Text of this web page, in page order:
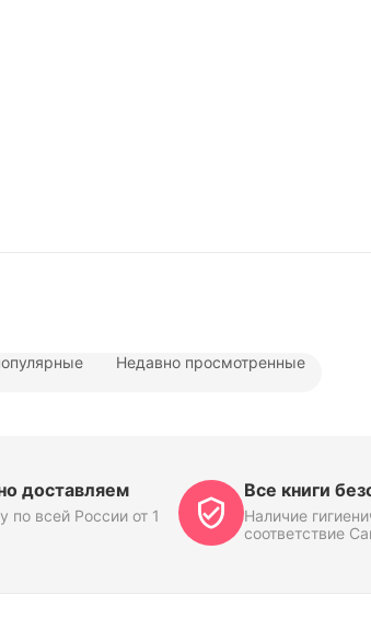
Недавно просмотренные
доставляем
всей России от 1
Все книги
Наличие
соответствие